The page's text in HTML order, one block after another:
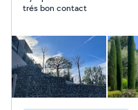
nettoyage , de la
trés bon contact